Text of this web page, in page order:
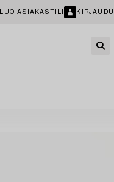
LUO ASIAKASTILI KIRJAUDU